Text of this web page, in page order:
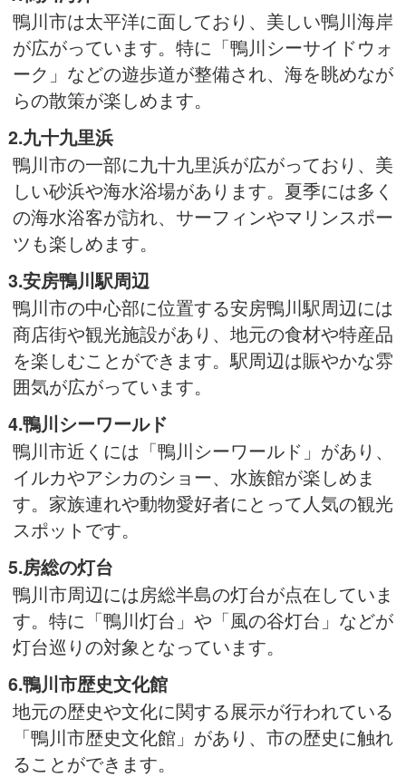
鴨川市は太平洋に面しており、美しい鴨川海岸
が広がっています。特に「鴨川シーサイドウォ
ーク」などの遊歩道が整備され、海を眺めなが
らの散策が楽しめます。
2.九十九里浜
鴨川市の一部に九十九里浜が広がっており、美
しい砂浜や海水浴場があります。夏季には多く
の海水浴客が訪れ、サーフィンやマリンスポー
ツも楽しめます。
3.安房鴨川駅周辺
鴨川市の中心部に位置する安房鴨川駅周辺には
商店街や観光施設があり、地元の食材や特産品
を楽しむことができます。駅周辺は賑やかな雰
囲気が広がっています。
4.鴨川シーワールド
鴨川市近くには「鴨川シーワールド」があり、
イルカやアシカのショー、水族館が楽しめま
す。家族連れや動物愛好者にとって人気の観光
スポットです。
5.房総の灯台
鴨川市周辺には房総半島の灯台が点在していま
す。特に「鴨川灯台」や「風の谷灯台」などが
灯台巡りの対象となっています。
6.鴨川市歴史文化館
地元の歴史や文化に関する展示が行われている
「鴨川市歴史文化館」があり、市の歴史に触れ
ることができます。